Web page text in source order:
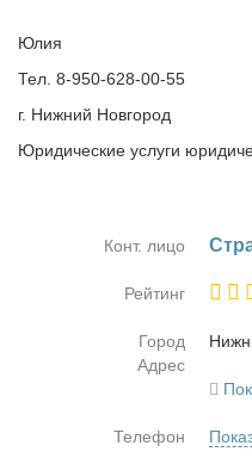
Юлия
Тел. 8-950-628-00-55
г. Нижний Новгород
Юридические услуги
Конт. лицо
Рейтинг
Город
Адрес
Телефон